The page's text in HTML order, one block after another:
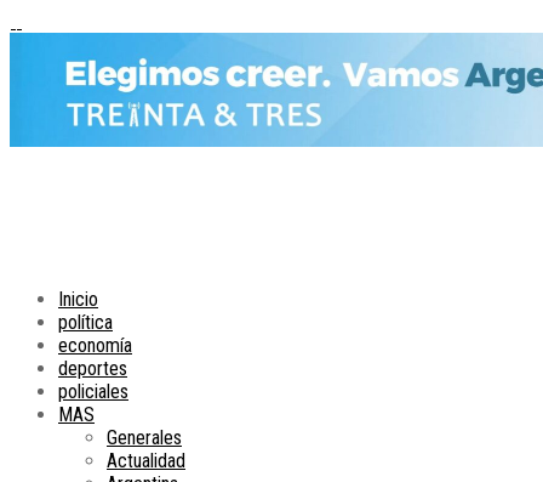
Inicio
política
economía
deportes
policiales
MAS
Generales
Actualidad